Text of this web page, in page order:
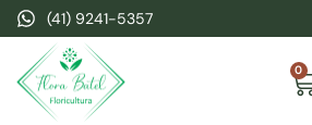
(41) 9241-5357
0